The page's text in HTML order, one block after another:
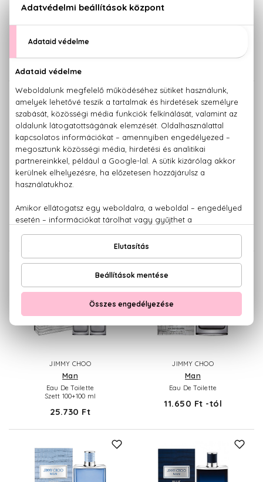
JIMMY CHOO JIMMY CHOO
Jimmy Choo
Eau De Toilette
11.890 Ft -tól
L'Eau
Eau De Toilette
11.150 Ft -tól
JIMMY CHOO
Man
Eau De Toilette
Szett 100+100 ml
25.730 Ft
JIMMY CHOO
Man
Eau De Toilette
11.650 Ft -tól